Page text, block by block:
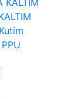
KALTIM